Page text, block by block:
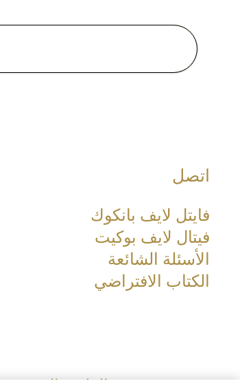
of Dermatology ,
اتصل
فايتل لايف بانكوك
فيتال لايف بوكيت
الأسئلة الشائعة
الكتاب الافتراضي